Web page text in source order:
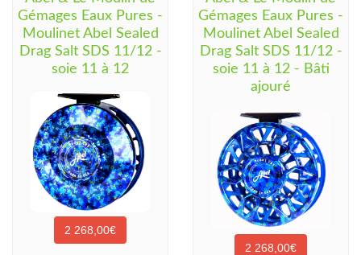
Gémages Eaux Pures -
Moulinet Abel Sealed
Drag Salt SDS 11/12 -
soie 11 à 12
2 268,00€
Gémages Eaux Pures -
Moulinet Abel Sealed
Drag Salt SDS 11/12 -
soie 11 à 12 - Bâti
ajouré
2 268,00€